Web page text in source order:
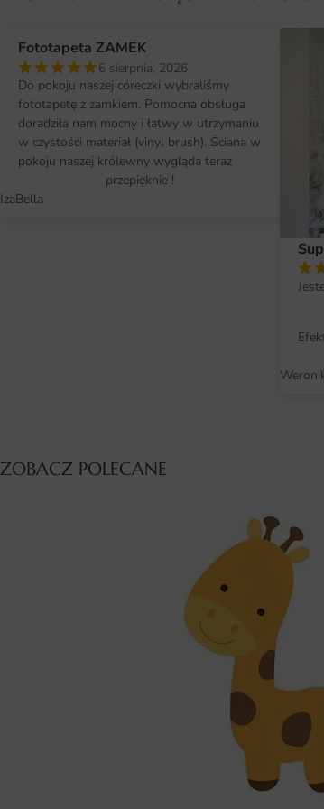
Fototapeta ZAMEK
6 sierpnia, 2026
Do pokoju naszej córeczki wybraliśmy
fototapetę z zamkiem. Pomocna obsługa
doradziła nam mocny i łatwy w utrzymaniu
w czystości materiał (vinyl brush). Ściana w
pokoju naszej królewny wygląda teraz
przepięknie !
IzaBella
ZOBACZ POLECANE